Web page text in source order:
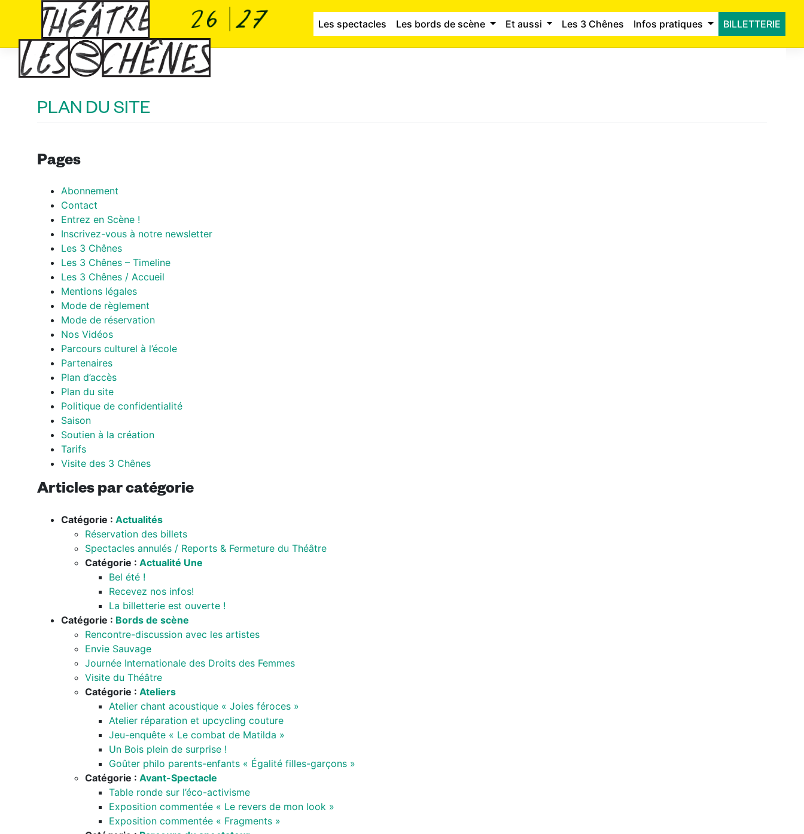
Panneau de gestion des cookies
Les spectacles Les bords de scène Et aussi Les 3 Chênes Infos pratiques BILLETTERIE
PLAN DU SITE
Pages
Abonnement
Contact
Entrez en Scène !
Inscrivez-vous à notre newsletter
Les 3 Chênes
Les 3 Chênes – Timeline
Les 3 Chênes / Accueil
Mentions légales
Mode de règlement
Mode de réservation
Nos Vidéos
Parcours culturel à l’école
Partenaires
Plan d’accès
Plan du site
Politique de confidentialité
Saison
Soutien à la création
Tarifs
Visite des 3 Chênes
Articles par catégorie
Catégorie : Actualités
Réservation des billets
Spectacles annulés / Reports & Fermeture du Théâtre
Catégorie : Actualité Une
Bel été !
Recevez nos infos!
La billetterie est ouverte !
Catégorie : Bords de scène
Rencontre-discussion avec les artistes
Envie Sauvage
Journée Internationale des Droits des Femmes
Visite du Théâtre
Catégorie : Ateliers
Atelier chant acoustique « Joies féroces »
Atelier réparation et upcycling couture
Jeu-enquête « Le combat de Matilda »
Un Bois plein de surprise !
Goûter philo parents-enfants « Égalité filles-garçons »
Catégorie : Avant-Spectacle
Table ronde sur l’éco-activisme
Exposition commentée « Le revers de mon look »
Exposition commentée « Fragments »